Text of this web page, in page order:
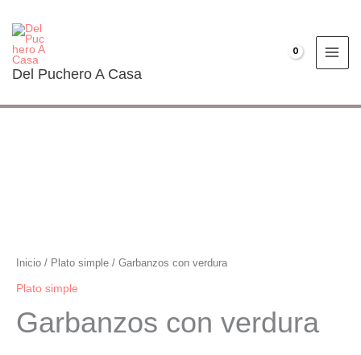
contenido
Del Puchero A Casa
Inicio / Plato simple / Garbanzos con verdura
Plato simple
Garbanzos con verdura